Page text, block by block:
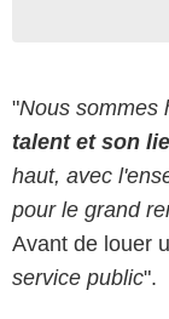
"Nous sommes
talent et son
haut, avec
pour le grand
Avant de louer
service public".